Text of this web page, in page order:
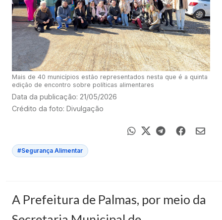
Mais de 40 municípios estão representados nesta que é a quinta
edição de encontro sobre políticas alimentares
Data da publicação: 21/05/2026
Crédito da foto: Divulgação
#Segurança Alimentar
A Prefeitura de Palmas, por meio da